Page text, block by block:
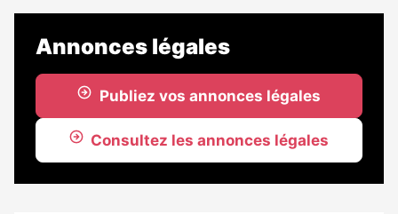
Annonces légales
Publiez vos annonces légales
Consultez les annonces légales